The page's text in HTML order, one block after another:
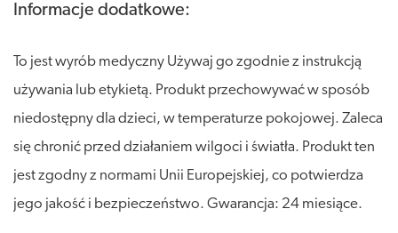
Informacje dodatkowe:
To jest wyrób medyczny Używaj go zgodnie z instrukcją
używania lub etykietą. Produkt przechowywać w sposób
niedostępny dla dzieci, w temperaturze pokojowej. Zaleca
się chronić przed działaniem wilgoci i światła. Produkt ten
jest zgodny z normami Unii Europejskiej, co potwierdza
jego jakość i bezpieczeństwo. Gwarancja: 24 miesiące.